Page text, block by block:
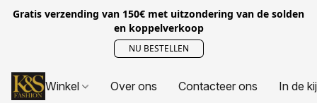
Gratis verzending van 150€ met uitzondering van de solden
en koppelverkoop
NU BESTELLEN
Winkel Over ons Contacteer ons In de